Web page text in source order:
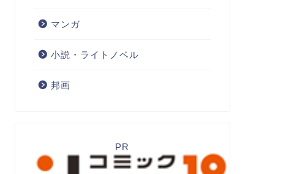
マンガ
小説・ライトノベル
邦画
PR